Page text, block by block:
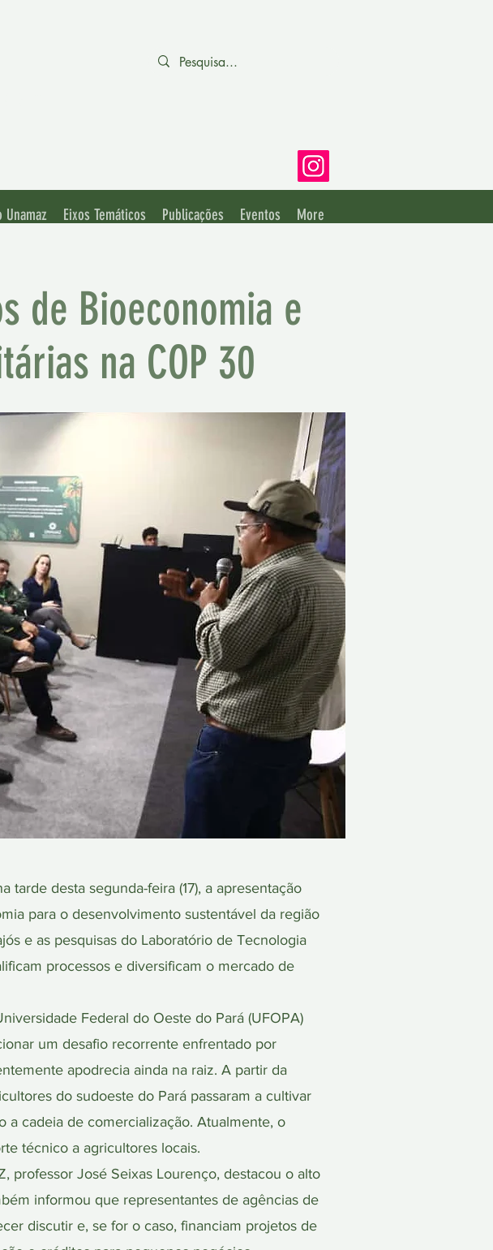
Unamaz Eixos Temáticos Publicações Eventos More
de Bioeconomia e
na COP 30
desta segunda-feira (17), a apresentação
para o desenvolvimento sustentável da região
e as pesquisas do Laboratório de Tecnologia
processos e diversificam o mercado de
Federal do Oeste do Pará (UFOPA)
um desafio recorrente enfrentado por
apodrecia ainda na raiz. A partir da
do sudoeste do Pará passaram a cultivar
a cadeia de comercialização. Atualmente, o
técnico a agricultores locais.
professor José Seixas Lourenço, destacou o alto
informou que representantes de agências de
discutir e, se for o caso, financiam projetos de